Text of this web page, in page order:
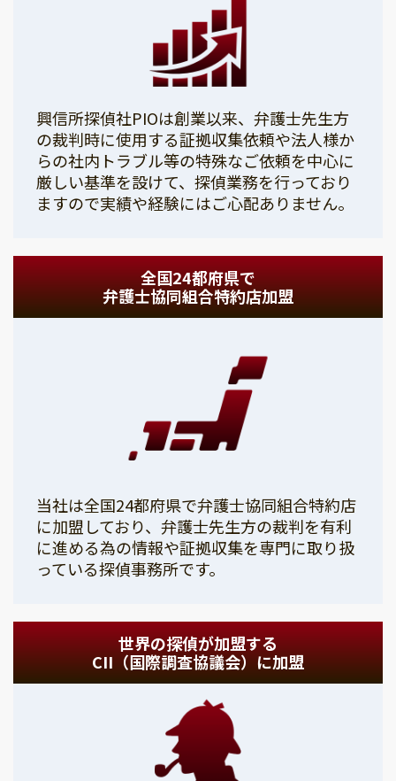
興信所探偵社PIOは創業以来、弁護士先生方
の裁判時に使用する証拠収集依頼や法人様か
らの社内トラブル等の特殊なご依頼を中心に
厳しい基準を設けて、探偵業務を行っており
ますので実績や経験にはご心配ありません。
全国24都府県で
弁護士協同組合特約店加盟
当社は全国24都府県で弁護士協同組合特約店
に加盟しており、弁護士先生方の裁判を有利
に進める為の情報や証拠収集を専門に取り扱
っている探偵事務所です。
世界の探偵が加盟する
CII（国際調査協議会）に加盟